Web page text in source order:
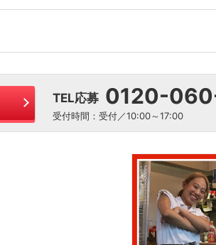
TEL応募 0120-
受付時間：受付／10:00～17:00